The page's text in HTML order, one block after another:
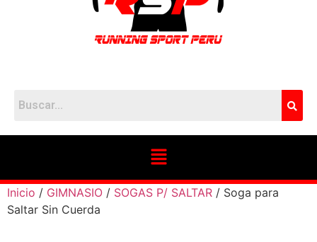
Inicio / GIMNASIO / SOGAS P/ SALTAR / Soga para
Saltar Sin Cuerda